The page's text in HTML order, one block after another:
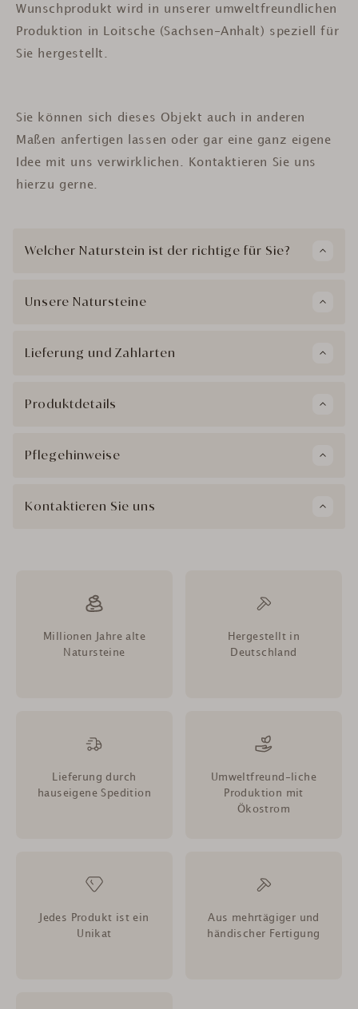
Wunschprodukt wird in unserer umweltfreundlichen
Produktion in Loitsche (Sachsen-Anhalt) speziell für
Sie hergestellt.
Sie können sich dieses Objekt auch in anderen
Maßen anfertigen lassen oder gar eine ganz eigene
Idee mit uns verwirklichen. Kontaktieren Sie uns
hierzu gerne.
Welcher Naturstein ist der richtige für Sie?
Unsere Natursteine
Lieferung und Zahlarten
Produktdetails
Pflegehinweise
Kontaktieren Sie uns
Millionen Jahre alte
Natursteine
Hergestellt in
Deutschland
Lieferung durch
hauseigene Spedition
Umweltfreund-liche
Produktion mit
Ökostrom
Jedes Produkt ist ein
Unikat
Aus mehrtägiger und
händischer Fertigung